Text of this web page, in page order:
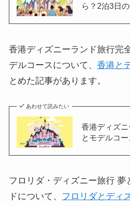
ら？2泊3日
香港ディズニーランド旅行完
デルコースについて、 香港と
とめた記事があります。
あわせて読みたい
香港ディズ
とモデルコ
フロリダ・ディズニー旅行 夢
ドについて、
フロリダとディ